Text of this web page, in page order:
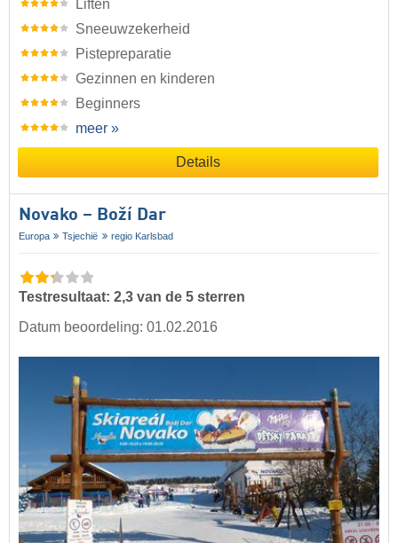
Liften
Sneeuwzekerheid
Pistepreparatie
Gezinnen en kinderen
Beginners
meer »
Details
Novako – Boží Dar
Europa Tsjechië regio Karlsbad
Testresultaat: 2,3 van de 5 sterren
Datum beoordeling: 01.02.2016